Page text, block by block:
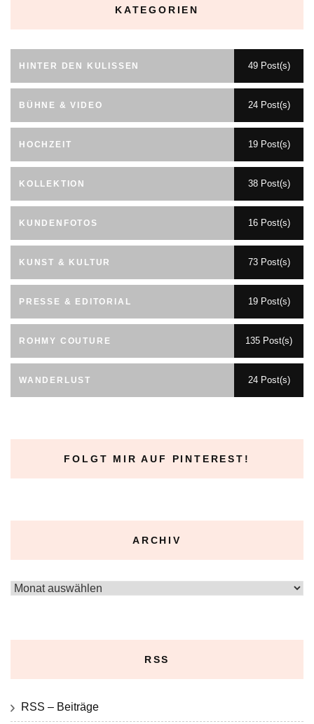
KATEGORIEN
HINTER DEN KULISSEN 49 Post(s)
BÜHNE & VIDEO 24 Post(s)
HOCHZEIT 19 Post(s)
KOLLEKTION 38 Post(s)
KUNDENFOTOS 16 Post(s)
KUNST & KULTUR 73 Post(s)
PRESSE & EDITORIAL 19 Post(s)
ROHMY COUTURE 135 Post(s)
WANDERLUST 24 Post(s)
FOLGT MIR AUF PINTEREST!
ARCHIV
Archiv
RSS
RSS – Beiträge